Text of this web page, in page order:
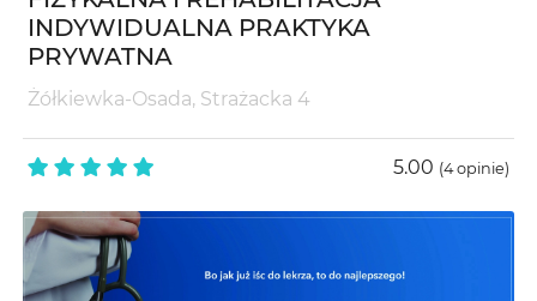
INDYWIDUALNA PRAKTYKA
PRYWATNA
Żółkiewka-Osada, Strażacka 4
5.00 (4 opinie)